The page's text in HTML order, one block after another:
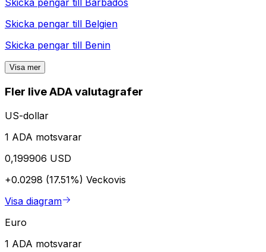
Skicka pengar till
Barbados
Skicka pengar till Belgien
Skicka pengar till Benin
Visa mer
Fler live ADA valutagrafer
US-dollar
1 ADA motsvarar
0,199906 USD
+0.0298 (17.51%) Veckovis
Visa diagram
Euro
1 ADA motsvarar